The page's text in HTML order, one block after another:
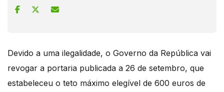
Devido a uma ilegalidade, o Governo da República vai
revogar a portaria publicada a 26 de setembro, que
estabeleceu o teto máximo elegível de 600 euros de